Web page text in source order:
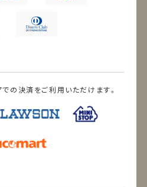
の決済をご利用いただけます。